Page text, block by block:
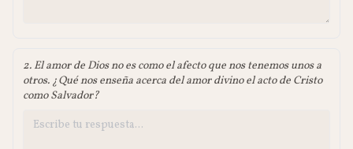
2. El amor de Dios no es como el afecto que nos tenemos unos a
otros. ¿Qué nos enseña acerca del amor divino el acto de Cristo
como Salvador?